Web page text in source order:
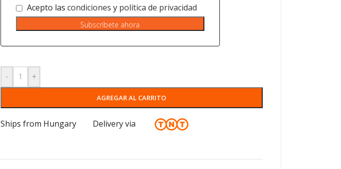
Acepto las condiciones y política de privacidad
Subscríbete ahora
- +
AGREGAR AL CARRITO
Ships from Hungary Delivery via